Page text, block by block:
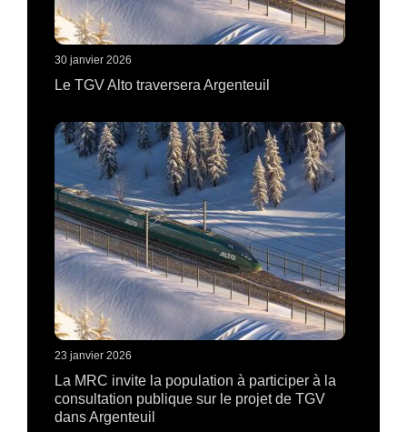
30 janvier 2026
Le TGV Alto traversera Argenteuil
23 janvier 2026
La MRC invite la population à participer à la
consultation publique sur le projet de TGV
dans Argenteuil